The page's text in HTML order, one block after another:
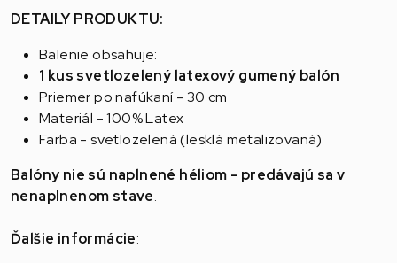
DETAILY PRODUKTU:
Balenie obsahuje:
1 kus svetlozelený latexový gumený balón
Priemer po nafúkaní - 30 cm
Materiál - 100% Latex
Farba - svetlozelená (lesklá metalizovaná)
Balóny nie sú naplnené héliom - predávajú sa v
nenaplnenom stave.
Ďalšie informácie: